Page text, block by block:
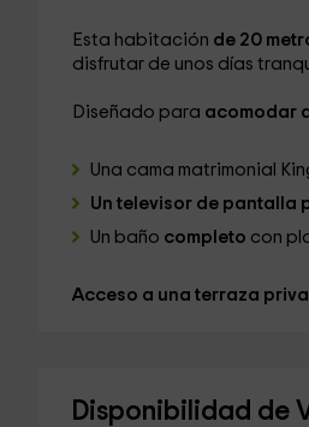
Esta habitación de 20
disfrutar de unos días
Diseñado para acomodar
Una cama matrimonial
Un televisor de pantalla
Un baño completo con
Acceso a una terraza
Disponibilidad de